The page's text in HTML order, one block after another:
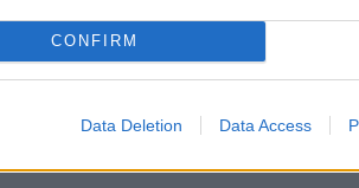
CONFIRM
Data Deletion Data Access
Γρεβενών στα